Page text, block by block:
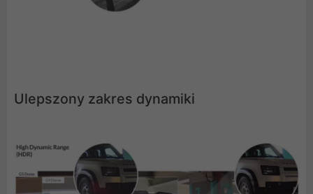
Ulepszony zakres dynamiki